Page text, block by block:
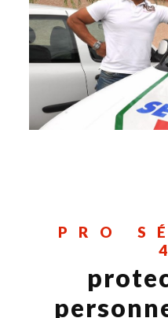
PRO